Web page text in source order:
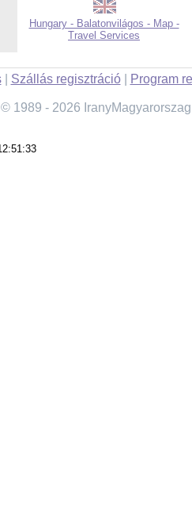
Hungary - Balatonvilágos - Map -
Travel Services
| Szállás regisztráció| Program
© 1989 - 2026